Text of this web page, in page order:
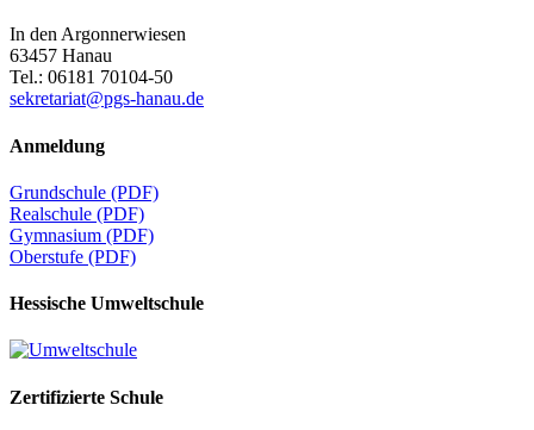
In den Argonnerwiesen
63457 Hanau
Tel.: 06181 70104-50
sekretariat@pgs-hanau.de
Anmeldung
Grundschule (PDF)
Realschule (PDF)
Gymnasium (PDF)
Oberstufe (PDF)
Hessische Umweltschule
Zertifizierte Schule